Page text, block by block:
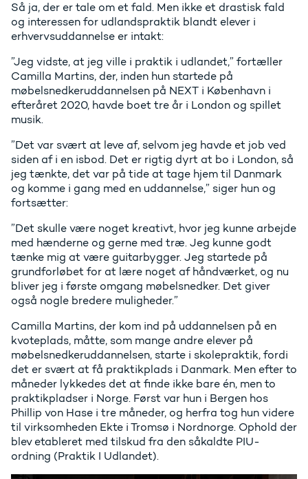
Så ja, der er tale om et fald. Men ikke et drastisk fald
og interessen for udlandspraktik blandt elever i
erhvervsuddannelse er intakt:
”Jeg vidste, at jeg ville i praktik i udlandet,” fortæller
Camilla Martins, der, inden hun startede på
møbelsnedkeruddannelsen på NEXT i København i
efteråret 2020, havde boet tre år i London og spillet
musik.
”Det var svært at leve af, selvom jeg havde et job ved
siden af i en isbod. Det er rigtig dyrt at bo i London, så
jeg tænkte, det var på tide at tage hjem til Danmark
og komme i gang med en uddannelse,” siger hun og
fortsætter:
”Det skulle være noget kreativt, hvor jeg kunne arbejde
med hænderne og gerne med træ. Jeg kunne godt
tænke mig at være guitarbygger. Jeg startede på
grundforløbet for at lære noget af håndværket, og nu
bliver jeg i første omgang møbelsnedker. Det giver
også nogle bredere muligheder.”
Camilla Martins, der kom ind på uddannelsen på en
kvoteplads, måtte, som mange andre elever på
møbelsnedkeruddannelsen, starte i skolepraktik, fordi
det er svært at få praktikplads i Danmark. Men efter to
måneder lykkedes det at finde ikke bare én, men to
praktikpladser i Norge. Først var hun i Bergen hos
Phillip von Hase i tre måneder, og herfra tog hun videre
til virksomheden Ekte i Tromsø i Nordnorge. Ophold der
blev etableret med tilskud fra den såkaldte PIU-
ordning (Praktik I Udlandet).